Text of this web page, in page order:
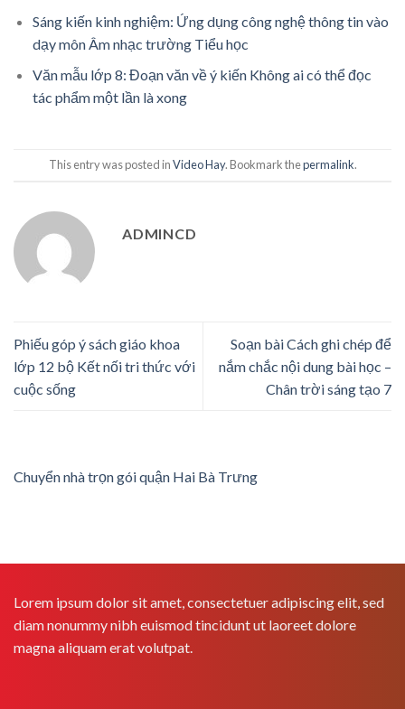
Sáng kiến kinh nghiệm: Ứng dụng công nghệ thông tin vào
dạy môn Âm nhạc trường Tiểu học
Văn mẫu lớp 8: Đoạn văn về ý kiến Không ai có thể đọc
tác phẩm một lần là xong
This entry was posted inVideo Hay. Bookmark thepermalink.
ADMINCD
Phiếu góp ý sách giáo khoa
lớp 12 bộ Kết nối tri thức với
cuộc sống
Soạn bài Cách ghi chép để
nắm chắc nội dung bài học –
Chân trời sáng tạo 7
Chuyển nhà trọn gói quận Hai Bà Trưng
Lorem ipsum dolor sit amet, consectetuer adipiscing elit, sed
diam nonummy nibh euismod tincidunt ut laoreet dolore
magna aliquam erat volutpat.